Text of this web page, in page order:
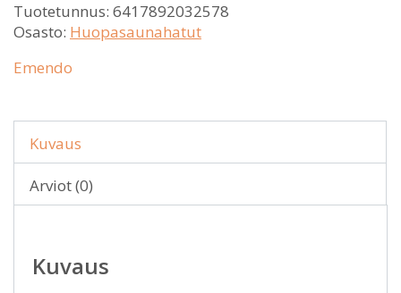
Tuotetunnus: 6417892032578
Osasto: Huopasaunahatut
Emendo
Kuvaus
Arviot (0)
Kuvaus